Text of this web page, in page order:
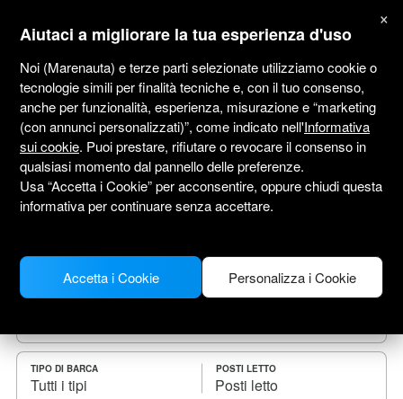
marenauta
Noleggio barche Sardegna
Seleziona una data di partenza e trova la tua
barca a noleggio.
TIPO DI BARCA
Tutti i tipi
POSTI LETTO
Posti letto
×
Aiutaci a migliorare la tua esperienza d'uso
Noi (Marenauta) e terze parti selezionate utilizziamo cookie o
tecnologie simili per finalità tecniche e, con il tuo consenso,
anche per funzionalità, esperienza, misurazione e “marketing
(con annunci personalizzati)”, come indicato nell'Informativa
sui cookie. Puoi prestare, rifiutare o revocare il consenso in
qualsiasi momento dal pannello delle preferenze.
Usa “Accetta i Cookie” per acconsentire, oppure chiudi questa
informativa per continuare senza accettare.
Personalizza i Cookie
Accetta i Cookie